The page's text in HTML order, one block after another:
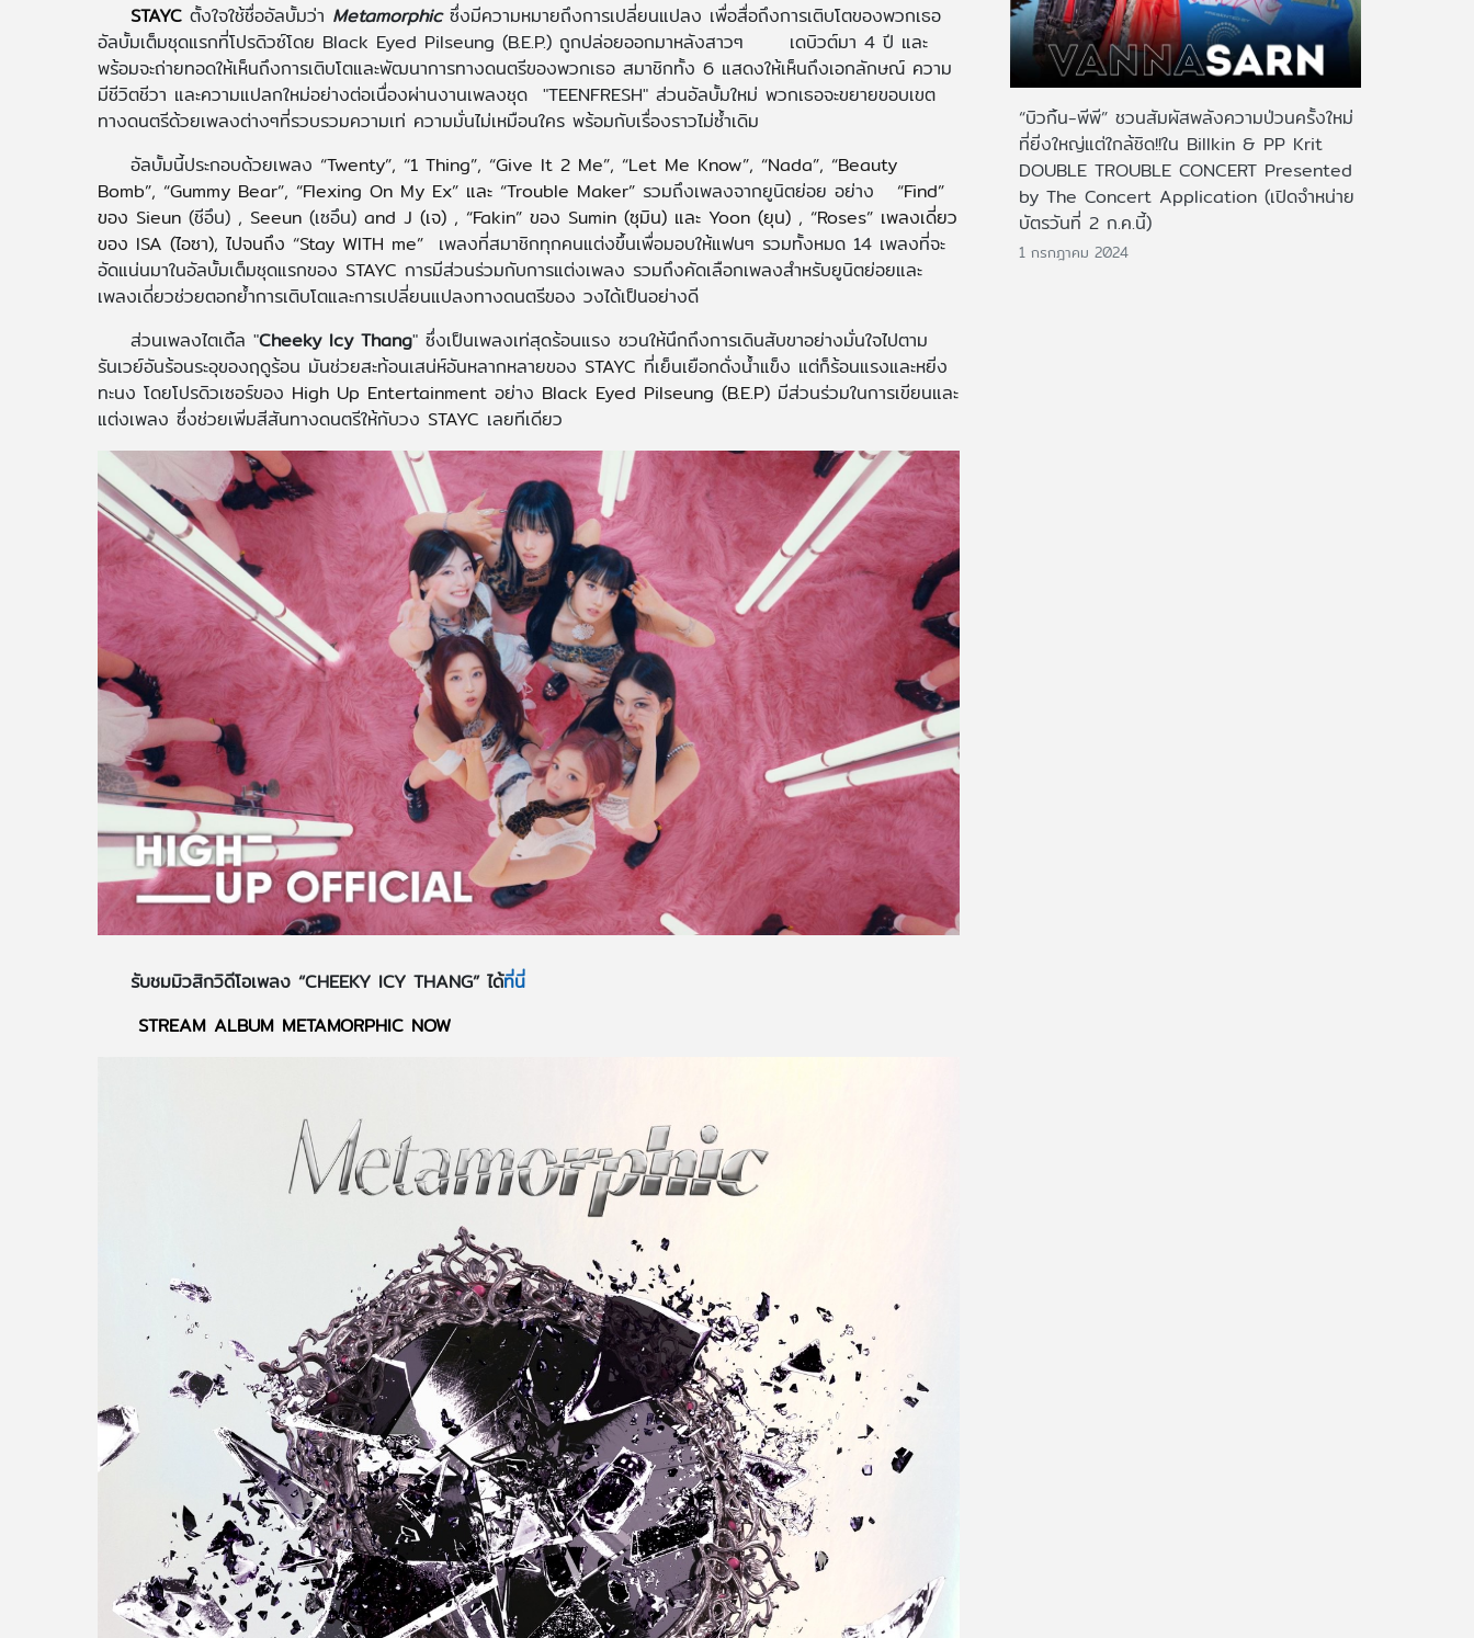
STAYCตั้งใจใช้ชื่ออัลบั้มว่า Metamorphicซึ่งมีความหมายถึงการเปลี่ยนแปลง เพื่อสื่อถึงการเติบโตของพวกเธอ
อัลบั้มเต็มชุดแรกที่โปรดิวซ์โดย Black Eyed Pilseung (B.E.P.) ถูกปล่อยออกมาหลังสาวๆ เดบิวต์มา 4 ปี และ
พร้อมจะถ่ายทอดให้เห็นถึงการเติบโตและพัฒนาการทางดนตรีของพวกเธอ สมาชิกทั้ง 6 แสดงให้เห็นถึงเอกลักษณ์ ความ
มีชีวิตชีวา และความแปลกใหม่อย่างต่อเนื่องผ่านงานเพลงชุด "TEENFRESH" ส่วนอัลบั้มใหม่ พวกเธอจะขยายขอบเขต
ทางดนตรีด้วยเพลงต่างๆที่รวบรวมความเท่ ความมั่นไม่เหมือนใคร พร้อมกับเรื่องราวไม่ซ้ำเดิม
อัลบั้มนี้ประกอบด้วยเพลง “Twenty”, “1 Thing”, “Give It 2 Me”, “Let Me Know”, “Nada”, “Beauty
Bomb”, “Gummy Bear”, “Flexing On My Ex” และ “Trouble Maker” รวมถึงเพลงจากยูนิตย่อย อย่าง “Find”
ของ Sieun(ชีอึน) , Seeun (เซอึน) and J (เจ) , “Fakin” ของ Sumin (ซุมิน) และ Yoon (ยุน) , “Roses” เพลงเดี่ยว
ของ ISA (ไอซา), ไปจนถึง “Stay WITH me” เพลงที่สมาชิกทุกคนแต่งขึ้นเพื่อมอบให้แฟนๆ รวมทั้งหมด 14 เพลงที่จะ
อัดแน่นมาในอัลบั้มเต็มชุดแรกของ STAYC การมีส่วนร่วมกับการแต่งเพลง รวมถึงคัดเลือกเพลงสำหรับยูนิตย่อยและ
เพลงเดี่ยวช่วยตอกย้ำการเติบโตและการเปลี่ยนแปลงทางดนตรีของ วงได้เป็นอย่างดี
ส่วนเพลงไตเติ้ล "Cheeky Icy Thang" ซึ่งเป็นเพลงเท่สุดร้อนแรง ชวนให้นึกถึงการเดินสับขาอย่างมั่นใจไปตาม
รันเวย์อันร้อนระอุของฤดูร้อน มันช่วยสะท้อนเสน่ห์อันหลากหลายของ STAYC ที่เย็นเยือกดั่งน้ำแข็ง แต่ก็ร้อนแรงและหยิ่ง
ทะนง โดยโปรดิวเซอร์ของ High Up Entertainment อย่าง Black Eyed Pilseung (B.E.P) มีส่วนร่วมในการเขียนและ
แต่งเพลง ซึ่งช่วยเพิ่มสีสันทางดนตรีให้กับวง STAYC เลยทีเดียว
รับชมมิวสิกวิดีโอเพลง “CHEEKY ICY THANG” ได้ที่นี่
STREAM ALBUM METAMORPHIC NOW
“บิวกิ้น-พีพี” ชวนสัมผัสพลังความป่วนครั้งใหม่
ที่ยิ่งใหญ่แต่ใกล้ชิด!!ใน Billkin & PP Krit
DOUBLE TROUBLE CONCERT Presented
by The Concert Application (เปิดจำหน่าย
บัตรวันที่ 2 ก.ค.นี้)
1 กรกฎาคม 2024